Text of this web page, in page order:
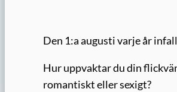
Den 1:a augusti varje år
Hur uppvaktar du din
romantiskt eller sexigt?